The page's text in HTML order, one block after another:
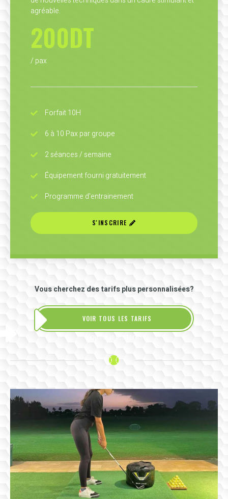
agréable.
200DT
/ pax
Forfait 10H
6 à 10 Pax par groupe
2 séances / semaine
Équipement fourni gratuitement
Programme d'entrainement
S'INSCRIRE
Vous cherchez des tarifs plus personnalisées?
VOIR TOUS LES TARIFS